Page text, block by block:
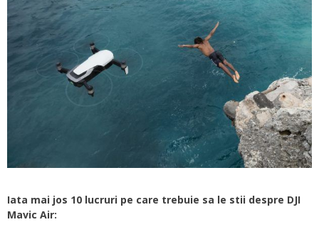
Iata mai jos 10 lucruri pe care trebuie sa le stii despre DJI
Mavic Air: